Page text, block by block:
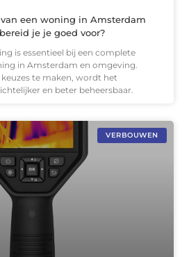
een woning in Amsterdam
je je goed voor?
is essentieel bij een complete
in Amsterdam en omgeving.
te maken, wordt het
en beter beheersbaar.
VERBOUWEN